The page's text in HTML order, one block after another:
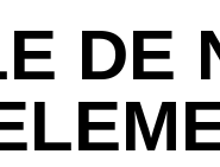
DE